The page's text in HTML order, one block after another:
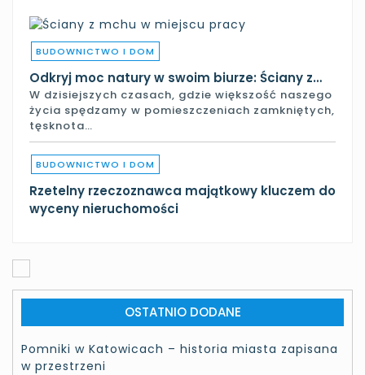
BUDOWNICTWO I DOM
Odkryj moc natury w swoim biurze: Ściany z…
W dzisiejszych czasach, gdzie większość naszego
życia spędzamy w pomieszczeniach zamkniętych,
tęsknota…
BUDOWNICTWO I DOM
Rzetelny rzeczoznawca majątkowy kluczem do
wyceny nieruchomości
OSTATNIO DODANE
Pomniki w Katowicach – historia miasta zapisana
w przestrzeni